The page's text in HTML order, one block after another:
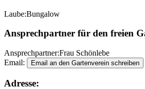
Laube:Bungalow
Ansprechpartner für den freien
Ansprechpartner:Frau Schönlebe
Email:
Adresse: